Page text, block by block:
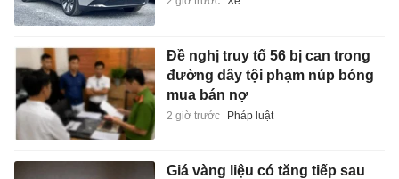
Đề nghị truy tố 56 bị can trong
đường dây tội phạm núp bóng
mua bán nợ
2 giờ trước Pháp luật
Giá vàng liệu có tăng tiếp sau